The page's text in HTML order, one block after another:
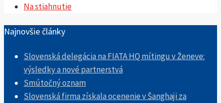
Na stiahnutie
Najnovšie články
Slovenská delegácia na FIATA HQ mítingu v Ženeve:
výsledky a nové partnerstvá
Smútočný oznam
Slovenská firma získala ocenenie v Šanghaji za